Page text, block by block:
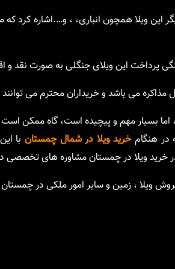
این ویلا همچون انباری، ، و….اشاره کرد
پرداخت این ویلای جنگلی به صورت نقد
می باشد و خریداران محترم می توانند
اما بسیار مهم و پیچیده است، گاه ممکن
در هنگامخرید ویلا در شمال چمستان با
خرید ویلا در چمستان مشاوره های تخصصی
ویلا ، زمین و سایر امور ملکی در